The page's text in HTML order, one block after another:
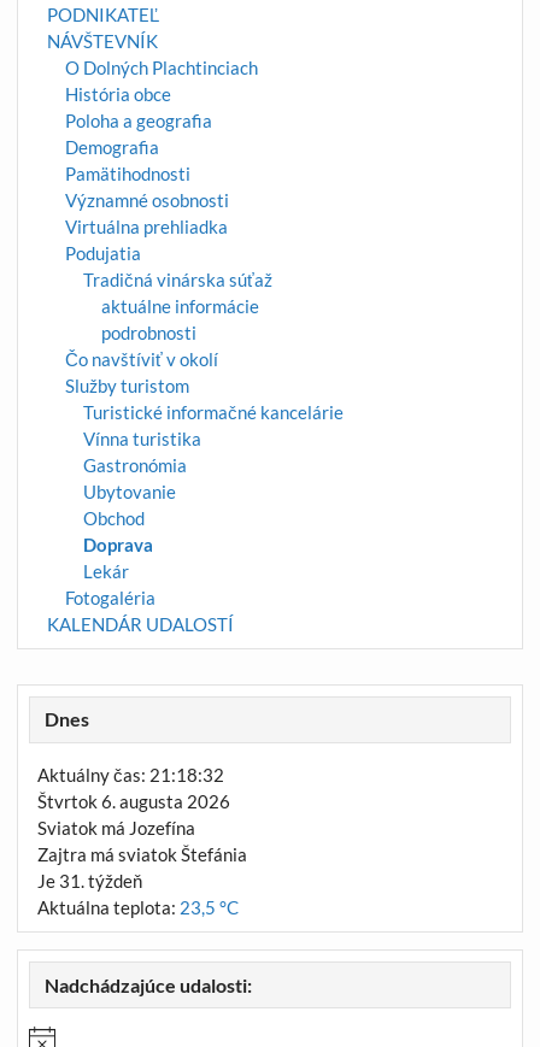
PODNIKATEĽ
NÁVŠTEVNÍK
O Dolných Plachtinciach
História obce
Poloha a geografia
Demografia
Pamätihodnosti
Významné osobnosti
Virtuálna prehliadka
Podujatia
Tradičná vinárska súťaž
aktuálne informácie
podrobnosti
Čo navštíviť v okolí
Služby turistom
Turistické informačné kancelárie
Vínna turistika
Gastronómia
Ubytovanie
Obchod
Doprava
Lekár
Fotogaléria
KALENDÁR UDALOSTÍ
Dnes
Aktuálny čas: 21:18:32
Štvrtok 6. augusta 2026
Sviatok má Jozefína
Zajtra má sviatok Štefánia
Je 31. týždeň
Aktuálna teplota: 23,5 °C
Nadchádzajúce udalosti: